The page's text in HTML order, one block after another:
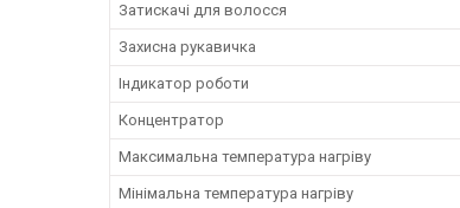
Затискачі для волосся
Захисна рукавичка
Індикатор роботи
Концентратор
Максимальна температура нагріву
Мінімальна температура нагріву